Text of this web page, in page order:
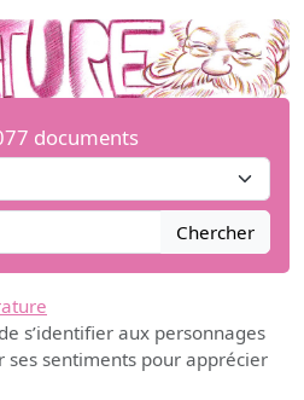
documents
Chercher
s’identifier aux personnages
sentiments pour apprécier